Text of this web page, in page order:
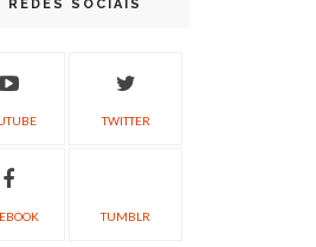
REDES SOCIAIS
TWITTER
TUMBLR